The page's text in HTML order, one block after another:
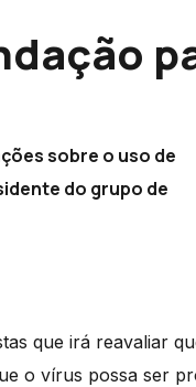
sobre o uso de
do grupo de
que irá reavaliar
o vírus possa ser